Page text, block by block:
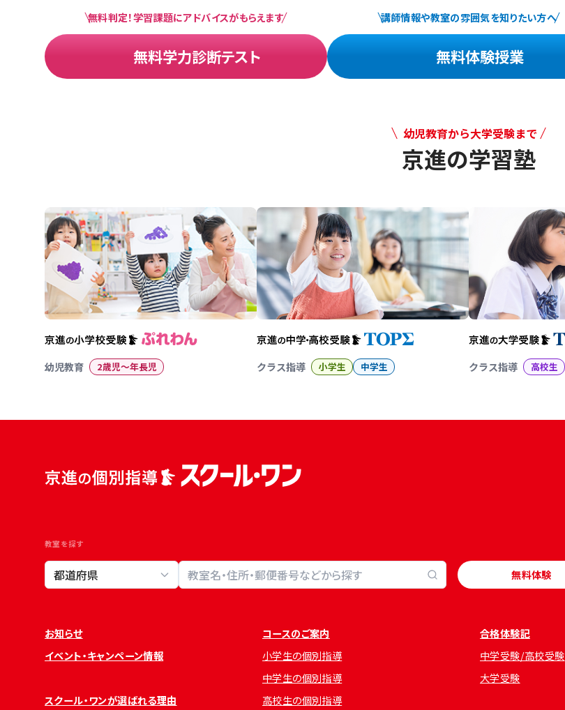
無料判定！学習課題にアドバイスがもらえます
無料学力診断テスト
講師情報や教室の雰囲気を知りたい方へ
無料体験授業
幼児教育から大学受験まで
京進の学習塾
幼児教育 2歳児〜年長児 クラス指導 小学生 中学生 クラス指導 高校生
教室を探す
教室検索 無料体験
お知らせ
イベント・キャンペーン情報
スクール・ワンが選ばれる理由
コースのご案内
小学生の個別指導
中学生の個別指導
高校生の個別指導
合格体験記
中学受験/高校受験
大学受験